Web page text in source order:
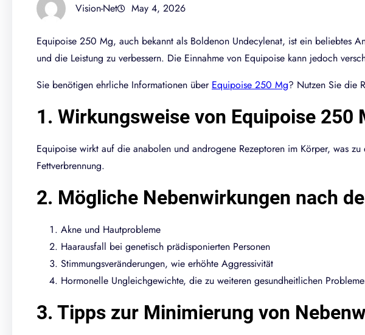
Vision-Net May 4, 2026
Equipoise 250 Mg, auch bekannt als Boldenon Undecylenat, ist ein beliebtes
und die Leistung zu verbessern. Die Einnahme von Equipoise kann jedoch
Sie benötigen ehrliche Informationen über Equipoise 250 Mg? Nutzen Sie die
1. Wirkungsweise von Equipoise 250
Equipoise wirkt auf die anabolen und androgene Rezeptoren im Körper, was
Fettverbrennung.
2. Mögliche Nebenwirkungen nach
Akne und Hautprobleme
Haarausfall bei genetisch prädisponierten Personen
Stimmungsveränderungen, wie erhöhte Aggressivität
Hormonelle Ungleichgewichte, die zu weiteren gesundheitlichen
3. Tipps zur Minimierung von